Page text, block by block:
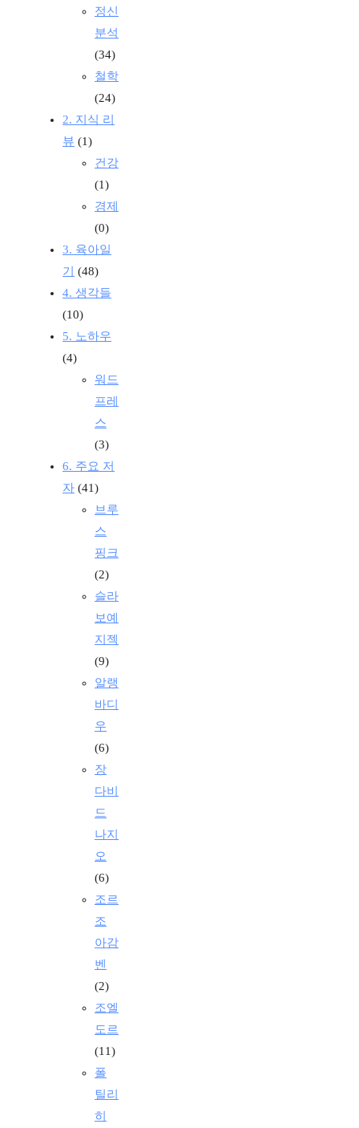
정신
분석
(34)
철학
(24)
2. 지식 리
뷰 (1)
건강
(1)
경제
(0)
3. 육아일
기
(48)
4. 생각들
(10)
5. 노하우
(4)
워드
프레
스
(3)
6. 주요 저
자 (41)
브루
스
핑크
(2)
슬라
보예
지젝
(9)
알랭
바디
우
(6)
장
다비
드
나지
오
(6)
조르
조
아감
벤
(2)
조엘
도르
(11)
폴
틸리
히